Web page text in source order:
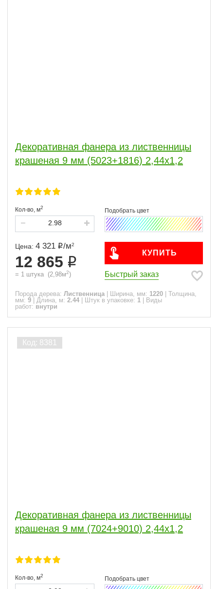
Декоративная фанера из лиственницы
крашеная 9 мм (5023+1816) 2,44х1,2
Кол-во, м2
Цена: 4 321 /м2
12 865
= 1 штука (2,98м2)
КУПИТЬ
Быстрый заказ
Порода дерева: Лиственница Ширина, мм: 1220
Толщина,
мм: 9 Длина, м: 2.44 Штук в упаковке: 1
Виды
работ: внутри
Декоративная фанера из лиственницы
крашеная 9 мм (7024+9010) 2,44х1,2
Кол-во, м2